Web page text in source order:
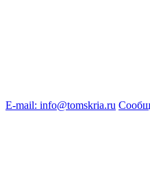
E-mail: info@tomskria.ru